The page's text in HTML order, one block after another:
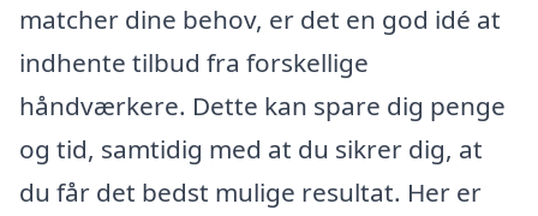
matcher dine behov, er det en god idé at
indhente tilbud fra forskellige
håndværkere. Dette kan spare dig penge
og tid, samtidig med at du sikrer dig, at
du får det bedst mulige resultat. Her er